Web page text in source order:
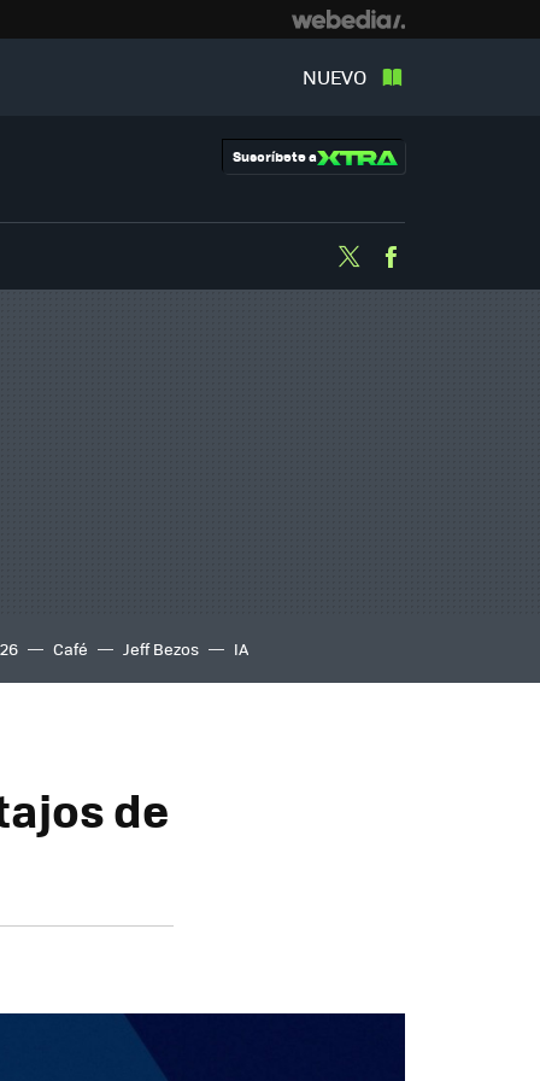
NUEVO
Suscríbete a
Twitter
Café Jeff Bezos IA
de